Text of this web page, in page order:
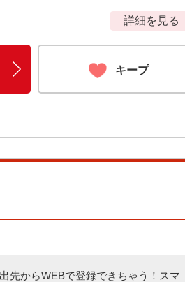
詳細を見る
キープ
先からWEBで登録できちゃう！スマ